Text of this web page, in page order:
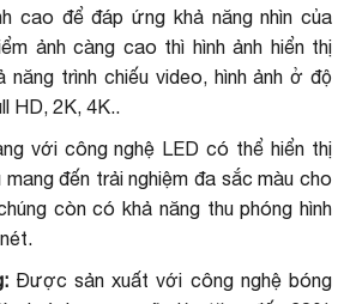
cao để đáp ứng khả năng nhìn của
ảnh càng cao thì hình ảnh hiển thị
năng trình chiếu video, hình ảnh ở độ
HD, 2K, 4K..
với công nghệ LED có thể hiển thị
đến trải nghiệm đa sắc màu cho
còn có khả năng thu phóng hình
Được sản xuất với công nghệ bóng